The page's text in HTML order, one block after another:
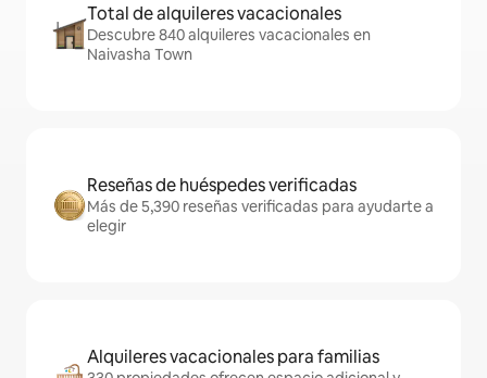
Total de alquileres vacacionales
Descubre 840 alquileres vacacionales en
Naivasha Town
Reseñas de huéspedes verificadas
Más de 5,390 reseñas verificadas para ayudarte a
elegir
Alquileres vacacionales para familias